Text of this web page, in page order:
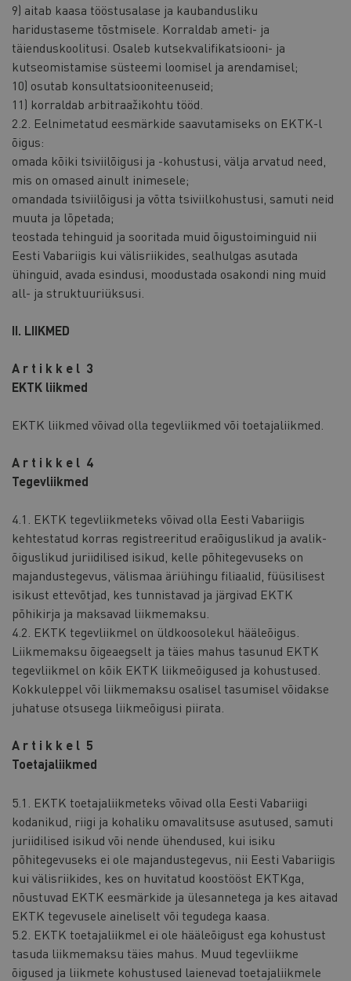
9) aitab kaasa tööstusalase ja kaubandusliku
haridustaseme tõstmisele. Korraldab ameti- ja
täienduskoolitusi. Osaleb kutsekvalifikatsiooni- ja
kutseomistamise süsteemi loomisel ja arendamisel;
10) osutab konsultatsiooniteenuseid;
11) korraldab arbitraažikohtu tööd.
2.2. Eelnimetatud eesmärkide saavutamiseks on EKTK-l
õigus:
omada kõiki tsiviilõigusi ja -kohustusi, välja arvatud need,
mis on omased ainult inimesele;
omandada tsiviilõigusi ja võtta tsiviilkohustusi, samuti neid
muuta ja lõpetada;
teostada tehinguid ja sooritada muid õigustoiminguid nii
Eesti Vabariigis kui välisriikides, sealhulgas asutada
ühinguid, avada esindusi, moodustada osakondi ning muid
all- ja struktuuriüksusi.
II. LIIKMED
A r t i k k e l 3
EKTK liikmed
EKTK liikmed võivad olla tegevliikmed või toetajaliikmed.
A r t i k k e l 4
Tegevliikmed
4.1. EKTK tegevliikmeteks võivad olla Eesti Vabariigis
kehtestatud korras registreeritud eraõiguslikud ja avalik-
õiguslikud juriidilised isikud, kelle põhitegevuseks on
majandustegevus, välismaa äriühingu filiaalid, füüsilisest
isikust ettevõtjad, kes tunnistavad ja järgivad EKTK
põhikirja ja maksavad liikmemaksu.
4.2. EKTK tegevliikmel on üldkoosolekul hääleõigus.
Liikmemaksu õigeaegselt ja täies mahus tasunud EKTK
tegevliikmel on kõik EKTK liikmeõigused ja kohustused.
Kokkuleppel või liikmemaksu osalisel tasumisel võidakse
juhatuse otsusega liikmeõigusi piirata.
A r t i k k e l 5
Toetajaliikmed
5.1. EKTK toetajaliikmeteks võivad olla Eesti Vabariigi
kodanikud, riigi ja kohaliku omavalitsuse asutused, samuti
juriidilised isikud või nende ühendused, kui isiku
põhitegevuseks ei ole majandustegevus, nii Eesti Vabariigis
kui välisriikides, kes on huvitatud koostööst EKTKga,
nõustuvad EKTK eesmärkide ja ülesannetega ja kes aitavad
EKTK tegevusele aineliselt või tegudega kaasa.
5.2. EKTK toetajaliikmel ei ole hääleõigust ega kohustust
tasuda liikmemaksu täies mahus. Muud tegevliikme
õigused ja liikmete kohustused laienevad toetajaliikmele